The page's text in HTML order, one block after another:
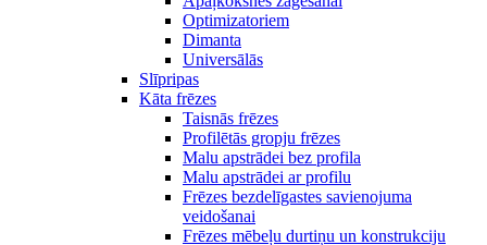
Optimizatoriem
Dimanta
Universālās
Slīpripas
Kāta frēzes
Taisnās frēzes
Profilētās gropju frēzes
Malu apstrādei bez profila
Malu apstrādei ar profilu
Frēzes bezdelīgastes savienojuma
veidošanai
Frēzes mēbeļu durtiņu un konstrukciju